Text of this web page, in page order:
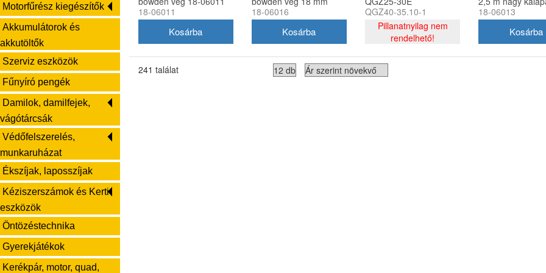
Motorfűrész kiegészítők
Akkumulátorok és
akkutöltők
Szerviz eszközök
Fűnyíró pengék
Damilok, damilfejek,
vágótárcsák
Védőfelszerelés,
munkaruházat
Ékszíjak, laposszíjak
Kéziszerszámok és Kerti
eszközök
Öntözéstechnika
Gyerekjátékok
Kerékpár, motor, quad,
18-06011
18-06016
vízszivattyúhoz
QGZ40-35.10-1
Pillanatnyilag nem
rendelhető!
véggel - T
18-06013
241 találat